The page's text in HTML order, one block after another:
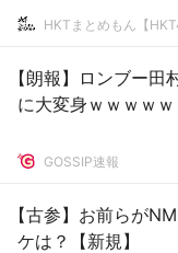
HKTまとめもん【
【朗報】ロンブー
に大変身ｗｗｗｗｗ
GOSSIP速報
【古参】お前らが
ケは？【新規】